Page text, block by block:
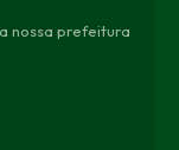
nossa prefeitura